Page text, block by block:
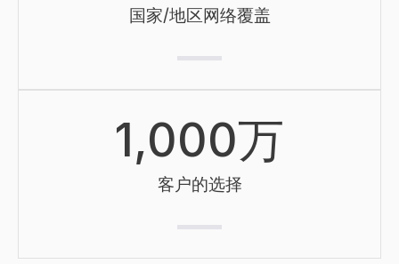
国家/地区网络覆盖
1,000万
客户的选择